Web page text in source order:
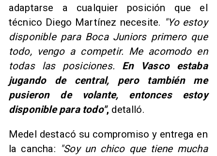
adaptarse a cualquier posición que el
técnico Diego Martínez necesite. "Yo estoy
disponible para Boca Juniors primero que
todo, vengo a competir. Me acomodo en
todas las posiciones. En Vasco estaba
jugando de central, pero también me
pusieron de volante, entonces estoy
disponible para todo", detalló.
Medel destacó su compromiso y entrega en
la cancha: "Soy un chico que tiene mucha